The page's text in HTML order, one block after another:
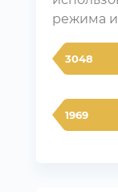
режима и
3048
1969